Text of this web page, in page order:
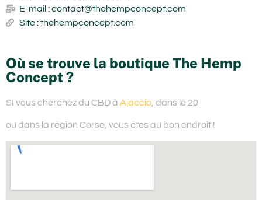
E-mail : contact@thehempconcept.com
Site : thehempconcept.com
Où se trouve la boutique The Hemp
Concept ?
SI vous cherchez du CBD à Ajaccio , dans le 20
ou dans la région Corse, vous êtes au bon endroit !